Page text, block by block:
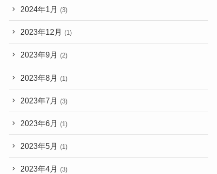
2024年1月 (3)
2023年12月 (1)
2023年9月 (2)
2023年8月 (1)
2023年7月 (3)
2023年6月 (1)
2023年5月 (1)
2023年4月 (3)